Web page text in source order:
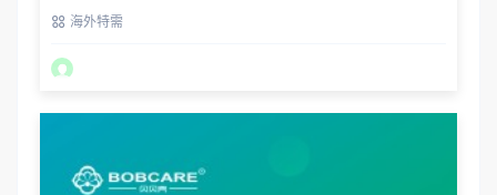
渠道海外特需